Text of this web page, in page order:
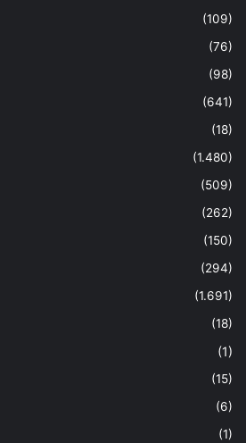
(109)
(76)
(98)
(641)
(18)
(1.480)
(509)
(262)
(150)
(294)
(1.691)
(18)
(1)
(15)
(6)
(1)